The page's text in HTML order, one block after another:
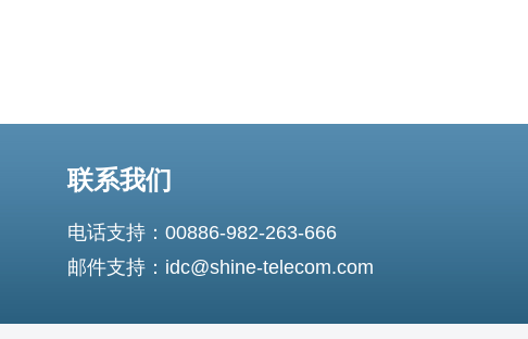
联系我们
电话支持：00886-982-263-666
邮件支持：idc@shine-telecom.com